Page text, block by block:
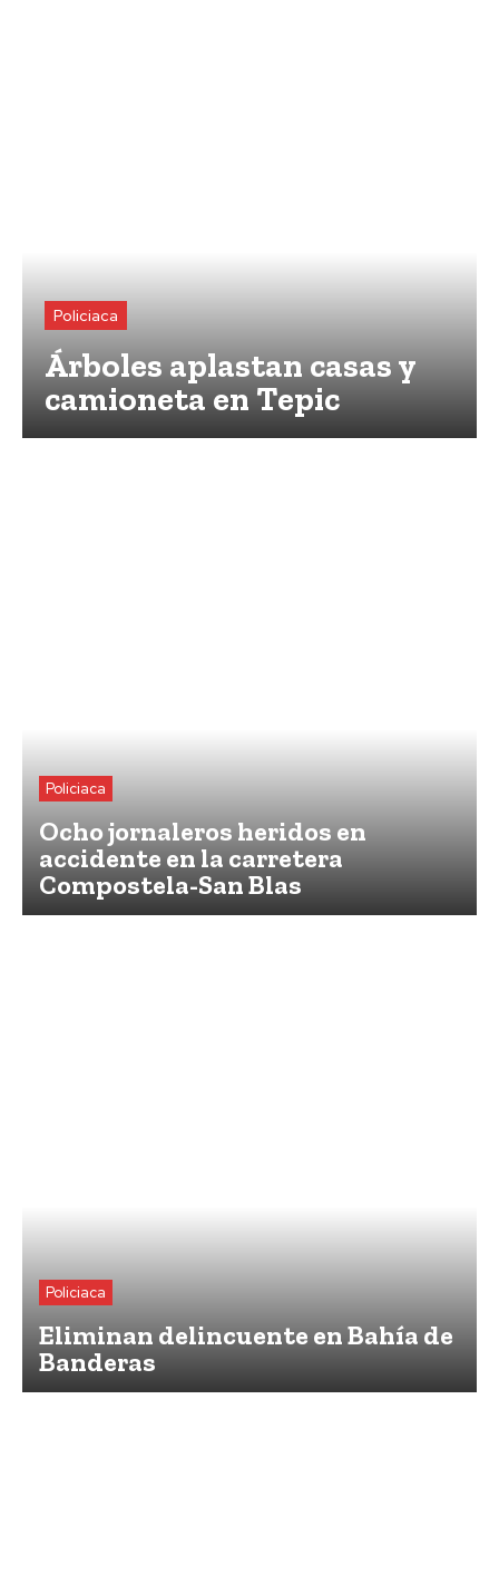
Policiaca
Árboles aplastan casas y
camioneta en Tepic
Policiaca
Ocho jornaleros heridos en
accidente en la carretera
Compostela-San Blas
Policiaca
Eliminan delincuente en Bahía de
Banderas